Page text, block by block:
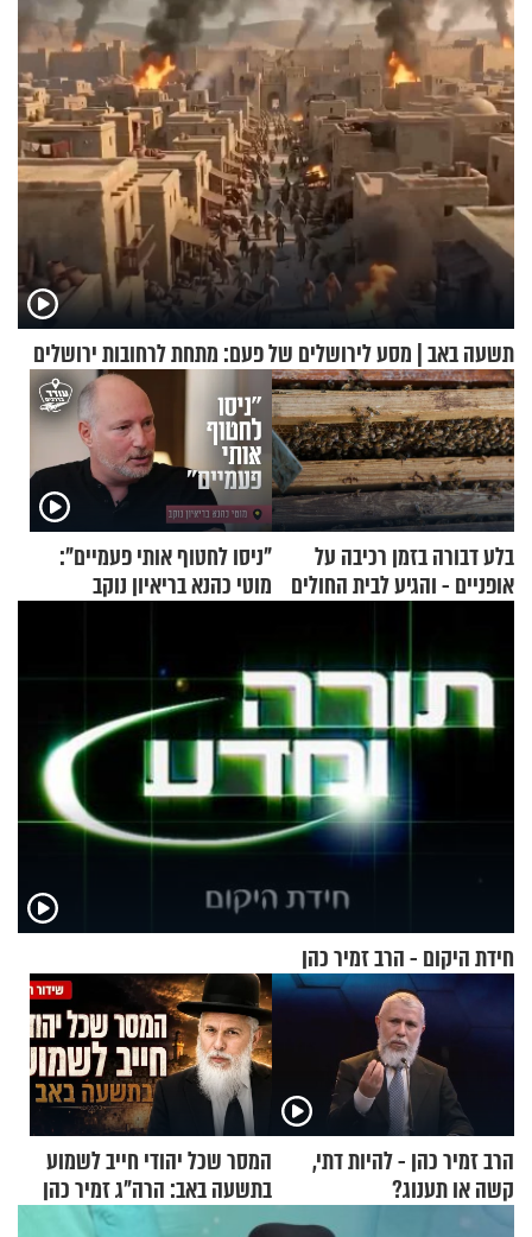
הזיתים
מעורר השראה
תשעה באב | מסע לירושלים של פעם: מתחת לרחובות ירושלים
בלע דבורה בזמן רכיבה על
אופניים - והגיע לבית החולים
"ניסו לחטוף אותי פעמיים":
מוטי כהנא בריאיון נוקב
חידת היקום - הרב זמיר כהן
הרב זמיר כהן - להיות דתי,
קשה או תענוג?
המסר שכל יהודי חייב לשמוע
בתשעה באב: הרה"ג זמיר כהן
בשיעור מיוחד